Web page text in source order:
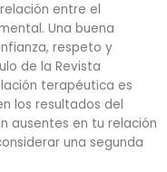
entre el
Una buena
respeto y
de la Revista
terapéutica es
los resultados del
ausentes en tu relación
una segunda